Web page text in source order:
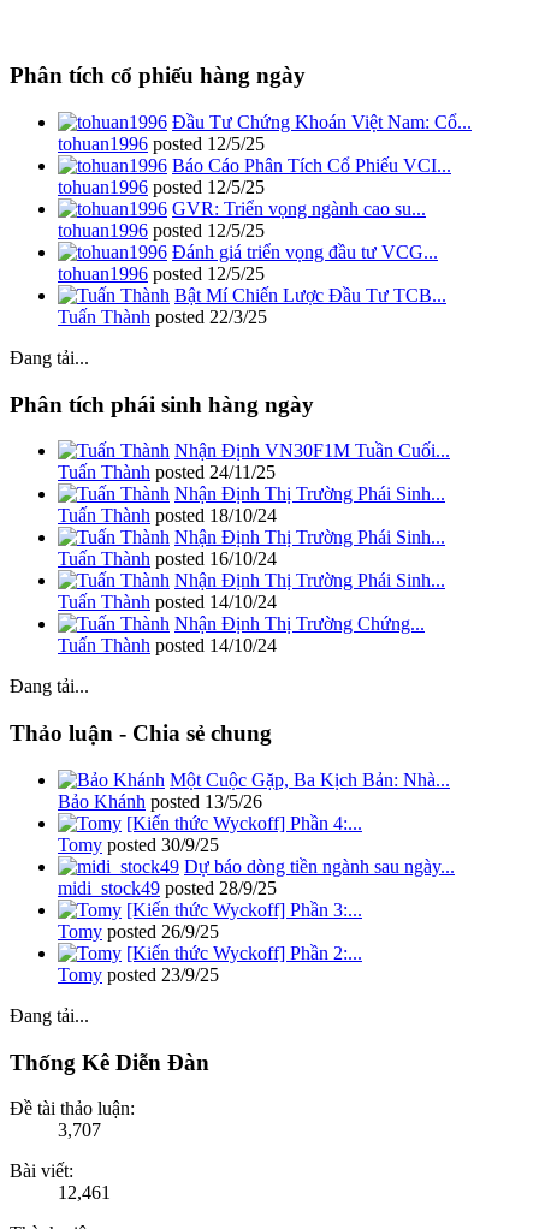
Phân tích cổ phiếu hàng ngày
Đầu Tư Chứng Khoán Việt Nam: Cổ...
tohuan1996 posted 12/5/25
Báo Cáo Phân Tích Cổ Phiếu VCI...
tohuan1996 posted 12/5/25
GVR: Triển vọng ngành cao su...
tohuan1996 posted 12/5/25
Đánh giá triển vọng đầu tư VCG...
tohuan1996 posted 12/5/25
Bật Mí Chiến Lược Đầu Tư TCB...
Tuấn Thành posted 22/3/25
Đang tải...
Phân tích phái sinh hàng ngày
Nhận Định VN30F1M Tuần Cuối...
Tuấn Thành posted 24/11/25
Nhận Định Thị Trường Phái Sinh...
Tuấn Thành posted 18/10/24
Nhận Định Thị Trường Phái Sinh...
Tuấn Thành posted 16/10/24
Nhận Định Thị Trường Phái Sinh...
Tuấn Thành posted 14/10/24
Nhận Định Thị Trường Chứng...
Tuấn Thành posted 14/10/24
Đang tải...
Thảo luận - Chia sẻ chung
Một Cuộc Gặp, Ba Kịch Bản: Nhà...
Bảo Khánh posted 13/5/26
[Kiến thức Wyckoff] Phần 4:...
Tomy posted 30/9/25
Dự báo dòng tiền ngành sau ngày...
midi_stock49 posted 28/9/25
[Kiến thức Wyckoff] Phần 3:...
Tomy posted 26/9/25
[Kiến thức Wyckoff] Phần 2:...
Tomy posted 23/9/25
Đang tải...
Thống Kê Diễn Đàn
Đề tài thảo luận:
3,707
Bài viết:
12,461